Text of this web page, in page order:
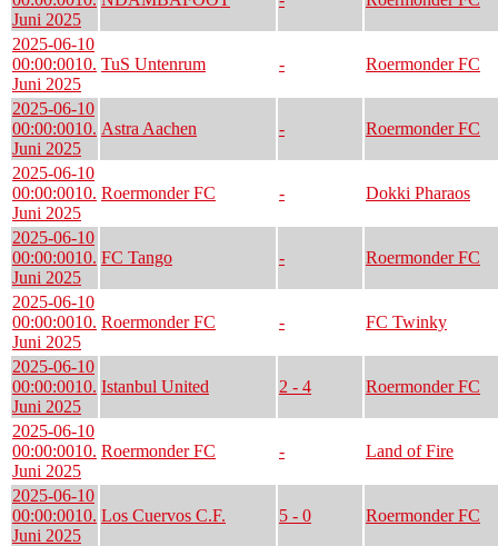
Juni 2025
2025-06-10
00:00:0010.
Juni 2025
TuS Untenrum - Roermonder FC
2025-06-10
00:00:0010.
Juni 2025
Astra Aachen - Roermonder FC
2025-06-10
00:00:0010.
Juni 2025
Roermonder FC - Dokki Pharaos
2025-06-10
00:00:0010.
Juni 2025
FC Tango - Roermonder FC
2025-06-10
00:00:0010.
Juni 2025
Roermonder FC - FC Twinky
2025-06-10
00:00:0010.
Juni 2025
Istanbul United 2 - 4 Roermonder FC
2025-06-10
00:00:0010.
Juni 2025
Roermonder FC - Land of Fire
2025-06-10
00:00:0010.
Juni 2025
Los Cuervos C.F. 5 - 0 Roermonder FC